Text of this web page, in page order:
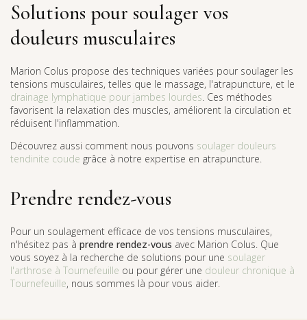
Solutions pour soulager vos
douleurs musculaires
Marion Colus propose des techniques variées pour soulager les
tensions musculaires, telles que le massage, l'atrapuncture, et le
drainage lymphatique pour jambes lourdes. Ces méthodes
favorisent la relaxation des muscles, améliorent la circulation et
réduisent l'inflammation.
Découvrez aussi comment nous pouvons soulager douleurs
tendinite coude grâce à notre expertise en atrapuncture.
Prendre rendez-vous
Pour un soulagement efficace de vos tensions musculaires,
n'hésitez pas à prendre rendez-vous avec Marion Colus. Que
vous soyez à la recherche de solutions pour une soulager
l'arthrose à Tournefeuille ou pour gérer une douleur chronique à
Tournefeuille, nous sommes là pour vous aider.